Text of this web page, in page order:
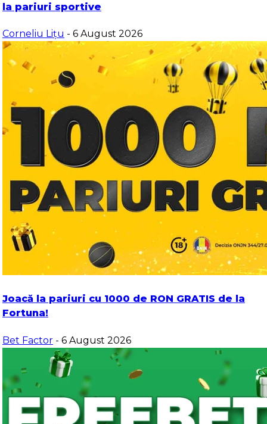
la pariuri sportive
Corneliu Lițu - 6 August 2026
Joacă la pariuri cu 1000 de RON GRATIS de la
Fortuna!
Bet Factor - 6 August 2026